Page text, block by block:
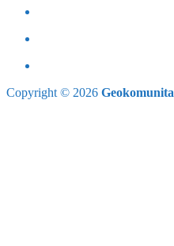
Copyright © 2026 Geokomunita